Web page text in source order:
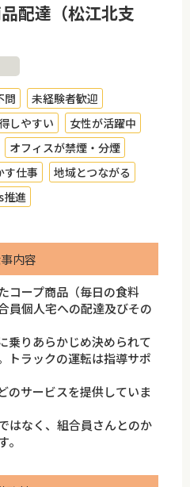
配達（松江北支
問
未経験者歓迎
しやすい
女性が活躍中
オフィスが禁煙・分煙
す仕事
地域とつながる
推進
内容
コープ商品（毎日の食料
員個人宅への配達及びその
りあらかじめ決められて
トラックの運転は指導サポ
のサービスを提供していま
はなく、組合員さんとのか